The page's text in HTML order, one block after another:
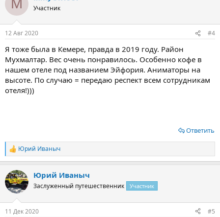
M Участник
12 Авг 2020 #4
Я тоже была в Кемере, правда в 2019 году. Район
Мухмалтар. Вес очень понравилось. Особенно кофе в
нашем отеле под названием Эйфория. Аниматоры на
высоте. По случаю = передаю респект всем сотрудникам
отеля!)))
Ответить
Р
е
к
ц
и
Юрий Иваныч
Юрий Иваныч
Заслуженный путешественник Участник
11 Дек 2020 #5